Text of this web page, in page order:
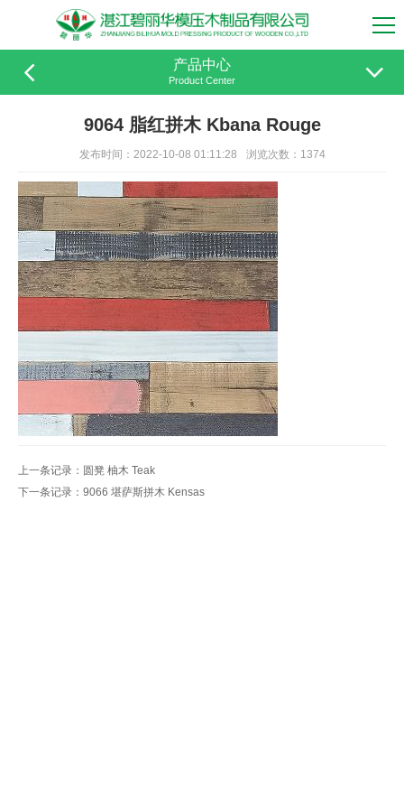
产品中心
Product Center
9064 脂红拼木 Kbana Rouge
发布时间：2022-10-08 01:11:28 浏览次数：1374
上一条记录： 圆凳 柚木 Teak
下一条记录： 9066 堪萨斯拼木 Kensas